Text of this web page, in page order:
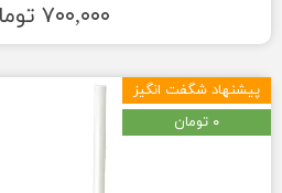
۷۰۰,۰۰۰ تومان
پیشنهاد شگفت انگیز
۰ تومان